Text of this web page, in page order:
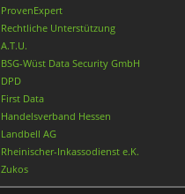
ProvenExpert
Rechtliche Unterstützung
A.T.U.
BSG-Wüst Data Security GmbH
DPD
First Data
Handelsverband Hessen
Landbell AG
Rheinischer-Inkassodienst e.K.
Zukos